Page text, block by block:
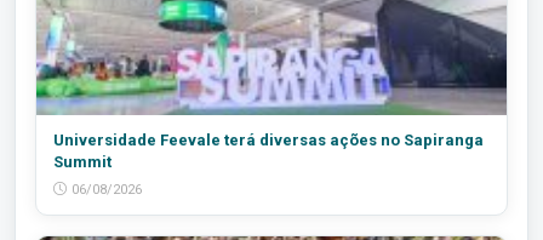
Universidade Feevale terá diversas ações no Sapiranga
Summit
06/08/2026